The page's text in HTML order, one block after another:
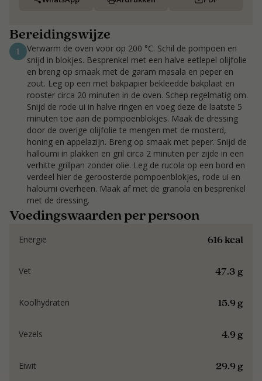
Bereidingswijze
1
Verwarm de oven voor op 200 °C. Schil de pompoen en
snijd in blokjes. Besprenkel met een halve eetlepel olijfolie
en breng op smaak met de garam masala en peper en
zout. Leg op een met bakpapier bekleedde bakplaat en
rooster circa 20 minuten in de oven. Schep regelmatig om.
Snijd de rode ui in halve ringen en voeg deze de laatste 5
minuten toe aan de pompoenblokjes. Maak de dressing
door de overige olijfolie te mengen met de mosterd,
honing en appelazijn. Breng op smaak met peper. Snijd de
halloumi in plakken en gril circa 2 minuten per zijde in een
verhitte grillpan zonder olie. Leg de rucola op een bord en
verdeel hier de geroosterde pompoenblokjes, rode ui en
haloumi overheen. Maak af met de granola en besprenkel
met de dressing.
Voedingswaarden per persoon
616 kcal
Energie
47.3 g
Vet
15.9 g
Koolhydraten
4.9 g
Vezels
29.9 g
Eiwit